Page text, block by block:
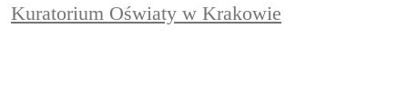
Kuratorium Oświaty w Krakowie